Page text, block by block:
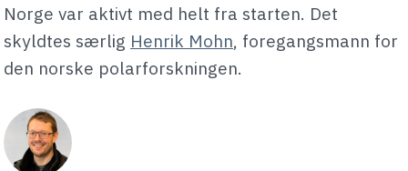
Norge var aktivt med helt fra starten. Det
skyldtes særlig Henrik Mohn, foregangsmann for
den norske polarforskningen.